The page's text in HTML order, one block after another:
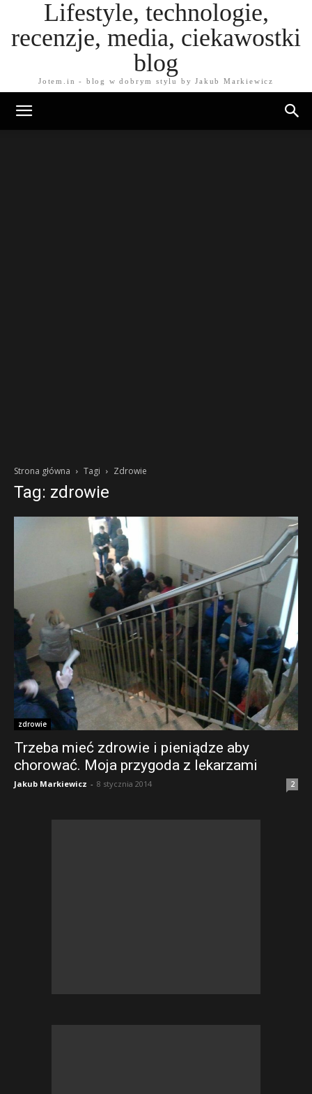
Lifestyle, technologie,
recenzje, media, ciekawostki
blog
Jotem.in - blog w dobrym stylu by Jakub Markiewicz
Strona główna Tagi Zdrowie
Tag: zdrowie
zdrowie
Trzeba mieć zdrowie i pieniądze aby
chorować. Moja przygoda z lekarzami
Jakub Markiewicz - 8 stycznia 2014 2